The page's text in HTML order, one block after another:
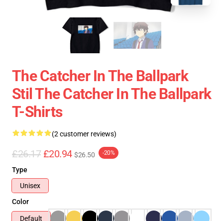
The Catcher In The Ballpark
Stil The Catcher In The Ballpark
T-Shirts
(2 customer reviews)
£26.17 £20.94 $26.50 -20%
Type
Unisex
Color
Default